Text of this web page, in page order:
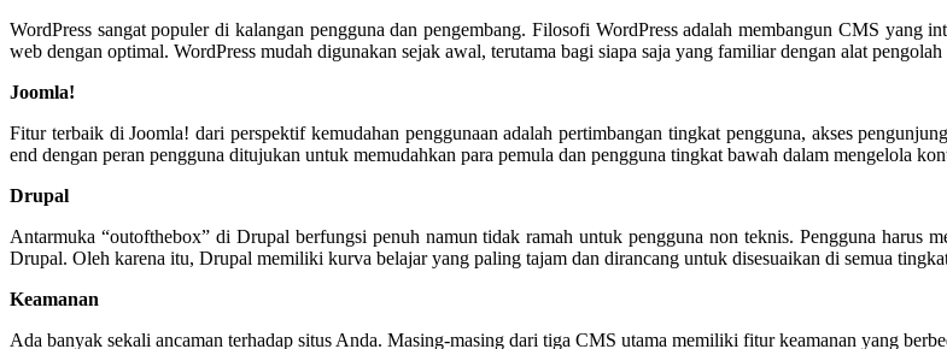
WordPress sangat populer di kalangan pengguna dan pengembang. Filosofi WordPress adalah membangun CMS yang
web dengan optimal. WordPress mudah digunakan sejak awal, terutama bagi siapa saja yang familiar dengan alat
Joomla!
Fitur terbaik di Joomla! dari perspektif kemudahan penggunaan adalah pertimbangan tingkat pengguna, akses
end dengan peran pengguna ditujukan untuk memudahkan para pemula dan pengguna tingkat bawah dalam mengelola
Drupal
Antarmuka “outofthebox” di Drupal berfungsi penuh namun tidak ramah untuk pengguna non teknis. Pengguna harus
Drupal. Oleh karena itu, Drupal memiliki kurva belajar yang paling tajam dan dirancang untuk disesuaikan di semua
Keamanan
Ada banyak sekali ancaman terhadap situs Anda. Masing-masing dari tiga CMS utama memiliki fitur keamanan yang